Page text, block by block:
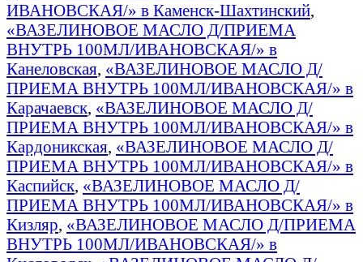
ИВАНОВСКАЯ/» в Каменск-Шахтинский,
«ВАЗЕЛИНОВОЕ МАСЛО Д/ПРИЕМА
ВНУТРЬ 100МЛ/ИВАНОВСКАЯ/» в
Канеловская, «ВАЗЕЛИНОВОЕ МАСЛО Д/
ПРИЕМА ВНУТРЬ 100МЛ/ИВАНОВСКАЯ/» в
Карачаевск, «ВАЗЕЛИНОВОЕ МАСЛО Д/
ПРИЕМА ВНУТРЬ 100МЛ/ИВАНОВСКАЯ/» в
Кардоникская, «ВАЗЕЛИНОВОЕ МАСЛО Д/
ПРИЕМА ВНУТРЬ 100МЛ/ИВАНОВСКАЯ/» в
Каспийск, «ВАЗЕЛИНОВОЕ МАСЛО Д/
ПРИЕМА ВНУТРЬ 100МЛ/ИВАНОВСКАЯ/» в
Кизляр, «ВАЗЕЛИНОВОЕ МАСЛО Д/ПРИЕМА
ВНУТРЬ 100МЛ/ИВАНОВСКАЯ/» в